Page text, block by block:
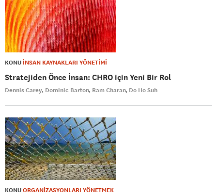
KONU İNSAN KAYNAKLARI YÖNETİMİ
Stratejiden Önce İnsan: CHRO için Yeni Bir Rol
Dennis Carey Dominic Barton Ram Charan Do Ho Suh
KONUORGANİZASYONLARI YÖNETMEK